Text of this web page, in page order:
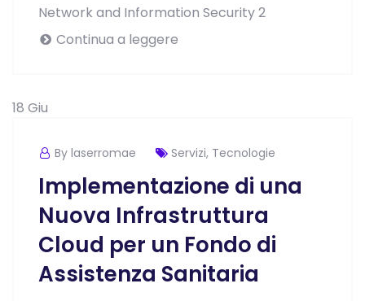
Network and Information Security 2
Continua a leggere
18 Giu
By laserromae Servizi, Tecnologie
Implementazione di una
Nuova Infrastruttura
Cloud per un Fondo di
Assistenza Sanitaria